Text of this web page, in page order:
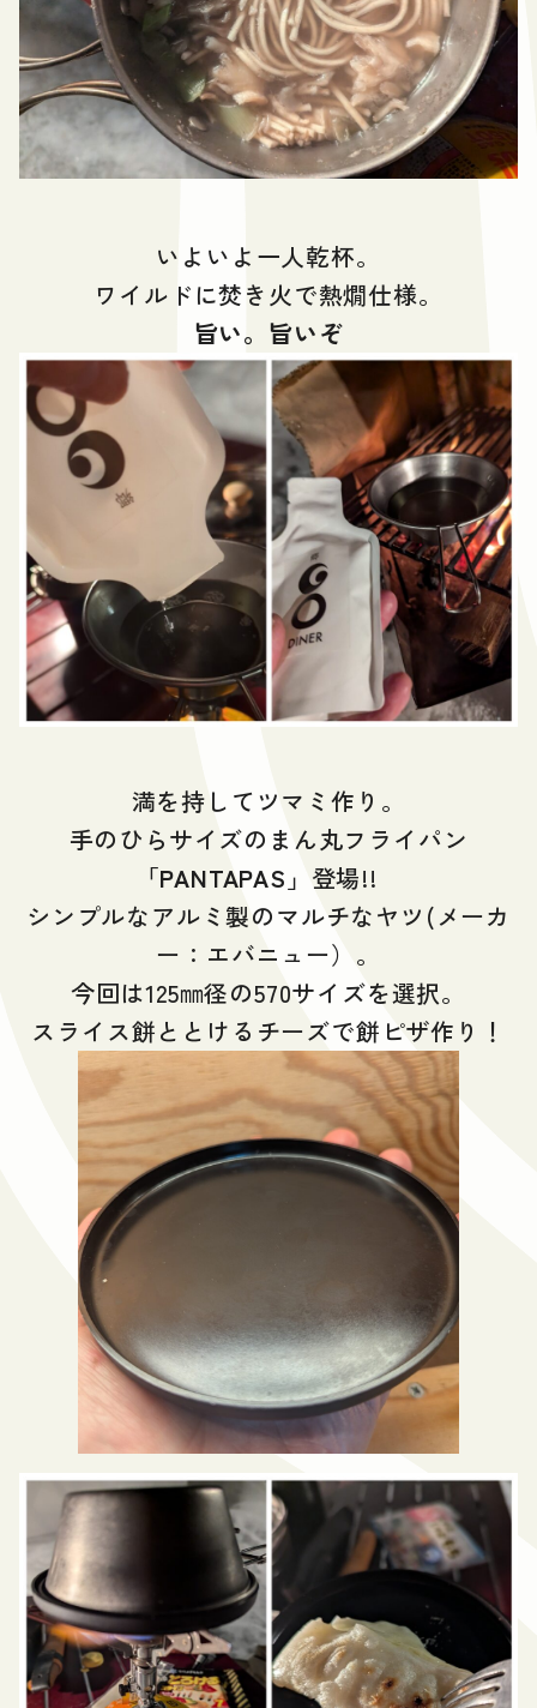
いよいよ一人乾杯。
ワイルドに焚き火で熱燗仕様。
旨い。旨いぞ
満を持してツマミ作り。
手のひらサイズのまん丸フライパン
「PANTAPAS」 登場!!
シンプルなアルミ製のマルチなヤツ(メーカ
ー：エバニュー）。
今回は125㎜径の570サイズを選択。
スライス餅ととけるチーズで餅ピザ作り！